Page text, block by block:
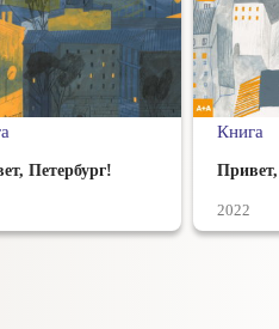
Петербург!
Книга
2022